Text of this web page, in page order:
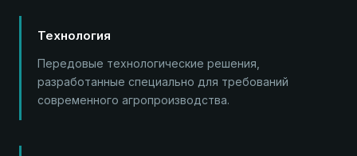
Технология
Передовые технологические решения,
разработанные специально для требований
современного агропроизводства.